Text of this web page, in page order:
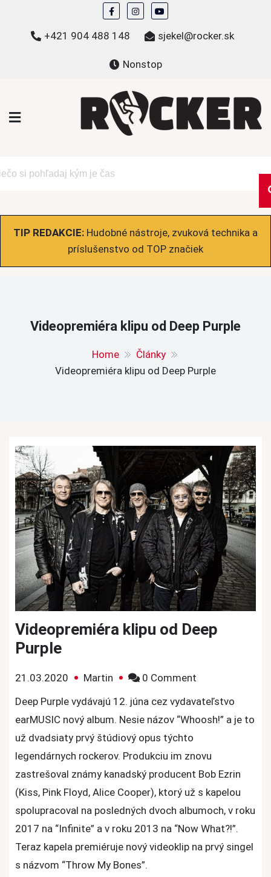
content
+421 904 488 148 sjekel@rocker.sk
Nonstop
TIP REDAKCIE: Hudobné nástroje, zvuková technika a
príslušenstvo od TOP značiek
Videopremiéra klipu od Deep Purple
Home
Články
Videopremiéra klipu od Deep Purple
Videopremiéra klipu od Deep
Purple
21.03.2020 Martin 0 Comment
od
Purple
Deep Purple vydávajú 12. júna cez vydavateľstvo
earMUSIC nový album. Nesie názov “Whoosh!” a je to
už dvadsiaty prvý štúdiový opus týchto
legendárnych rockerov. Produkciu im znovu
zastrešoval známy kanadský producent Bob Ezrin
(Kiss, Pink Floyd, Alice Cooper), ktorý už s kapelou
spolupracoval na posledných dvoch albumoch, v roku
2017 na “Infinite” a v roku 2013 na “Now What?!”.
Teraz kapela premiéruje nový videoklip na prvý singel
s názvom “Throw My Bones”.